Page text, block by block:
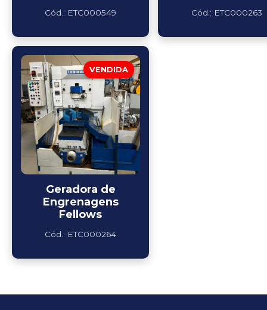
Cód.: ETC000549 Cód.: ETC000263
VENDIDA
Geradora de
Engrenagens
Fellows
Cód.: ETC000264